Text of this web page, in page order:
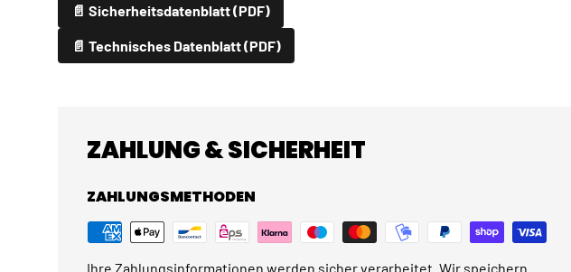
📄 Sicherheitsdatenblatt (PDF)
📄 Technisches Datenblatt (PDF)
ZAHLUNG & SICHERHEIT
ZAHLUNGSMETHODEN
Ihre Zahlungsinformationen werden sicher verarbeitet. Wir speichern